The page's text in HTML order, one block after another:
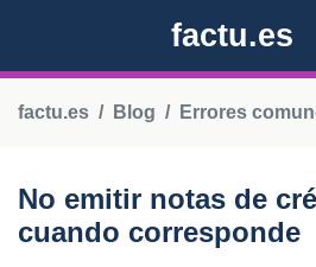
factu.es
factu.es Blog Errores
No emitir notas de
cuando corresponde